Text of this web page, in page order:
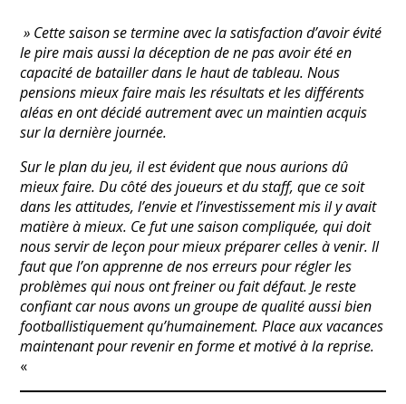
» Cette saison se termine avec la satisfaction d’avoir évité
le pire mais aussi la déception de ne pas avoir été en
capacité de batailler dans le haut de tableau. Nous
pensions mieux faire mais les résultats et les différents
aléas en ont décidé autrement avec un maintien acquis
sur la dernière journée.
Sur le plan du jeu, il est évident que nous aurions dû
mieux faire. Du côté des joueurs et du staff, que ce soit
dans les attitudes, l’envie et l’investissement mis il y avait
matière à mieux. Ce fut une saison compliquée, qui doit
nous servir de leçon pour mieux préparer celles à venir. Il
faut que l’on apprenne de nos erreurs pour régler les
problèmes qui nous ont freiner ou fait défaut. Je reste
confiant car nous avons un groupe de qualité aussi bien
footballistiquement qu’humainement. Place aux vacances
maintenant pour revenir en forme et motivé à la reprise.
«